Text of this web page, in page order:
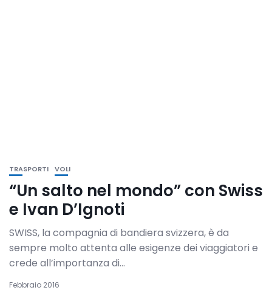
TRASPORTI VOLI
“Un salto nel mondo” con Swiss
e Ivan D’Ignoti
SWISS, la compagnia di bandiera svizzera, è da
sempre molto attenta alle esigenze dei viaggiatori e
crede all’importanza di...
Febbraio 2016